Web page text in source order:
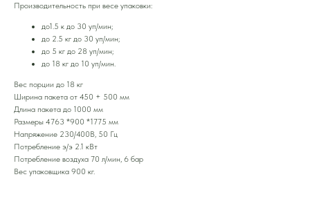
Производительность при весе упаковки:
до1.5 к до 30 уп/мин;
до 2.5 кг до 30 уп/мин;
до 5 кг до 28 уп/мин;
до 18 кг до 10 уп/мин.
Вес порции до 18 кг
Ширина пакета от 450 + 500 мм
Длина пакета до 1000 мм
Размеры 4763 *900 *1775 мм
Напряжение 230/400В, 50 Гц
Потребление э/э 2.1 кВт
Потребление воздуха 70 л/мин, 6 бар
Вес упаковщика 900 кг.